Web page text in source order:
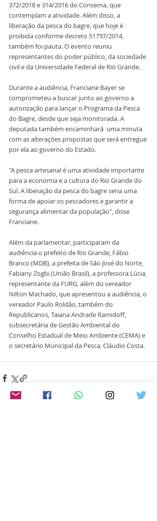
372/2018 e 314/2016 do Consema, que
contemplam a atividade. Além disso, a
liberação da pesca do bagre, que hoje é
proibida conforme decreto 51797/2014,
também foi pauta. O evento reuniu
representantes do poder público, da sociedade
civil e da Universidade Federal de Rio Grande.
Durante a audiência, Franciane Bayer se
comprometeu a buscar junto ao governo a
autorização para lançar o Programa da Pesca
do Bagre, desde que seja monitorada. A
deputada também encaminhará  uma minuta
com as alterações propostas que será entregue
por ela ao governo do Estado.
"A pesca artesanal é uma atividade importante
para a economia e a cultura do Rio Grande do
Sul. A liberação da pesca do bagre seria uma
forma de apoiar os pescadores e garantir a
segurança alimentar da população", disse
Franciane.
Além da parlamentar, participaram da
audiência o prefeito de Rio Grande, Fábio
Branco (MDB), a prefeita de São José do Norte,
Fabiany Zogbi (União Brasil), a professora Lúcia,
representante da FURG, além do vereador
Nilton Machado, que apresentou a audiência, o
vereador Paulo Roldão, também do
Republicanos, Taiana Andrade Ramidoff,
subsecretária de Gestão Ambiental do
Conselho Estadual de Meio Ambiente (CEMA) e
o secretário Municipal da Pesca, Cláudio Costa.